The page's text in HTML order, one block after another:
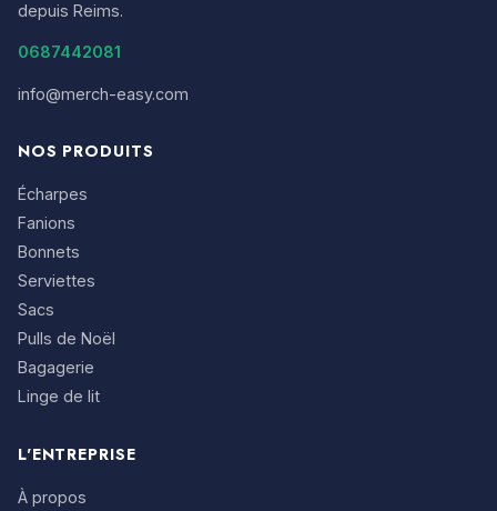
depuis Reims.
0687442081
info@merch-easy.com
NOS PRODUITS
Écharpes
Fanions
Bonnets
Serviettes
Sacs
Pulls de Noël
Bagagerie
Linge de lit
L'ENTREPRISE
À propos